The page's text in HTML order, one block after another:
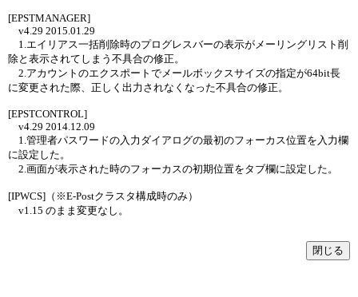
[EPSTMANAGER]
v4.29 2015.01.29
1.エイリアス一括削除時のプログレスバーの表示がメーリングリスト削
除と表示されてしまう不具合の修正。
2.アカウントのエクスポートでメールボックスサイズの指定が64bit長
に変更された際、正しく出力されなくなった不具合の修正。
[EPSTCONTROL]
v4.29 2014.12.09
1.管理者パスワードの入力ダイアログの最初のフォーカス位置を入力欄
に設定した。
2.画面が表示された時のフォーカスの初期位置をタブ欄に設定した。
[IPWCS]（※E-Postクラスタ構成時のみ）
v1.15 のまま変更なし。